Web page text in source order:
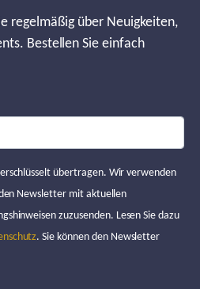
regelmäßig über Neuigkeiten,
Bestellen Sie einfach
übertragen. Wir verwenden
Newsletter mit aktuellen
zuzusenden. Lesen Sie dazu
. Sie können den Newsletter